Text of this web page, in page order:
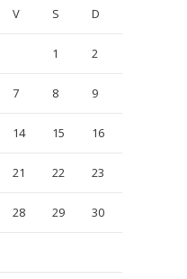
V S D
1 2
7 8 9
14 15 16
21 22 23
28 29 30